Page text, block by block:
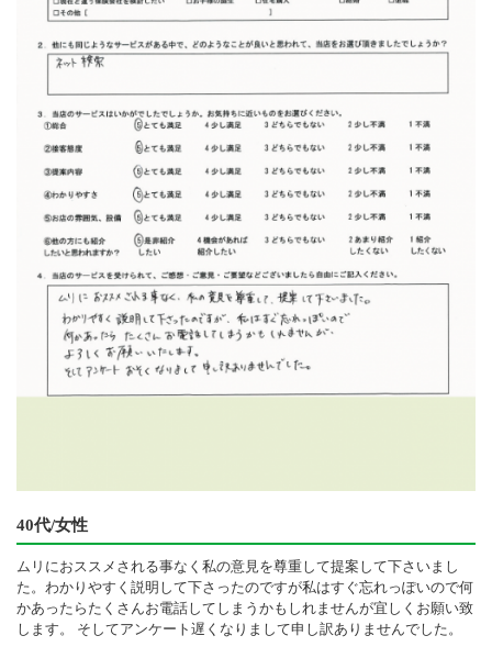
40代/女性
ムリにおススメされる事なく私の意見を尊重して提案して下さいまし
た。わかりやすく説明して下さったのですが私はすぐ忘れっぽいので何
かあったらたくさんお電話してしまうかもしれませんが宜しくお願い致
します。 そしてアンケート遅くなりまして申し訳ありませんでした。